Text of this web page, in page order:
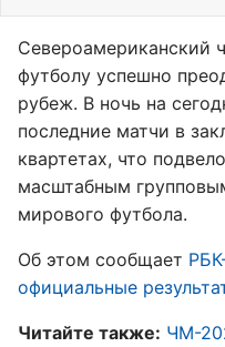
Североамериканский
футболу успешно
рубеж. В ночь на
последние матчи в
квартетах, что
масштабным
мирового футбола.
Об этом сообщает
официальные
Читайте также: ЧМ-